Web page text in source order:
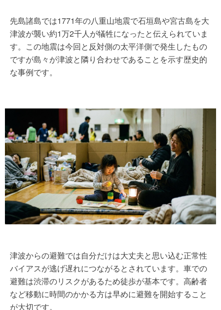
先島諸島では1771年の八重山地震で石垣島や宮古島を大
津波が襲い約1万2千人が犠牲になったと伝えられていま
す。この地震は今回と反対側の太平洋側で発生したもの
ですが島々が津波と隣り合わせであることを示す歴史的
な事例です。
津波からの避難では自分だけは大丈夫と思い込む正常性
バイアスが逃げ遅れにつながるとされています。車での
避難は渋滞のリスクがあるため徒歩が基本です。高齢者
など移動に時間のかかる方は早めに避難を開始すること
が大切です。